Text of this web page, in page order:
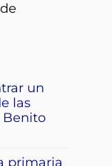
un
las
Benito
primaria